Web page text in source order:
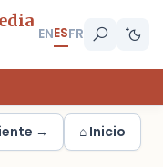
ENESFR
→ ⌂ Inicio